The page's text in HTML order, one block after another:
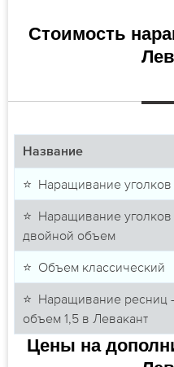
Стоимость
Название
⭐ Наращивание уголков
⭐ Наращивание уголков
двойной объем
⭐ Объем классический
⭐ Наращивание ресниц -
объем 1,5 в Левакант
Цены на